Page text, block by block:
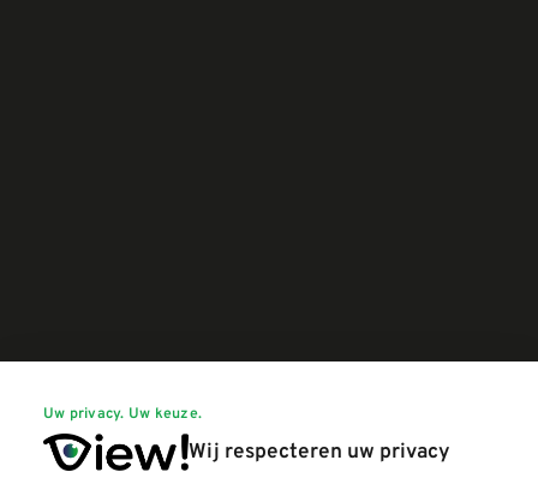
Uw privacy. Uw keuze.
Wij respecteren uw privacy